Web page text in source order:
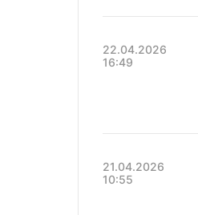
22.04.2026
16:49
21.04.2026
10:55